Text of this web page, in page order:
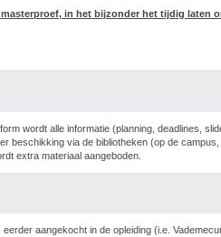
in het bijzonder het tijdig
wordt alle informatie (planning, deadlines,
beschikking via de bibliotheken (op de campus,
extra materiaal aangeboden.
aangekocht in de opleiding (i.e.